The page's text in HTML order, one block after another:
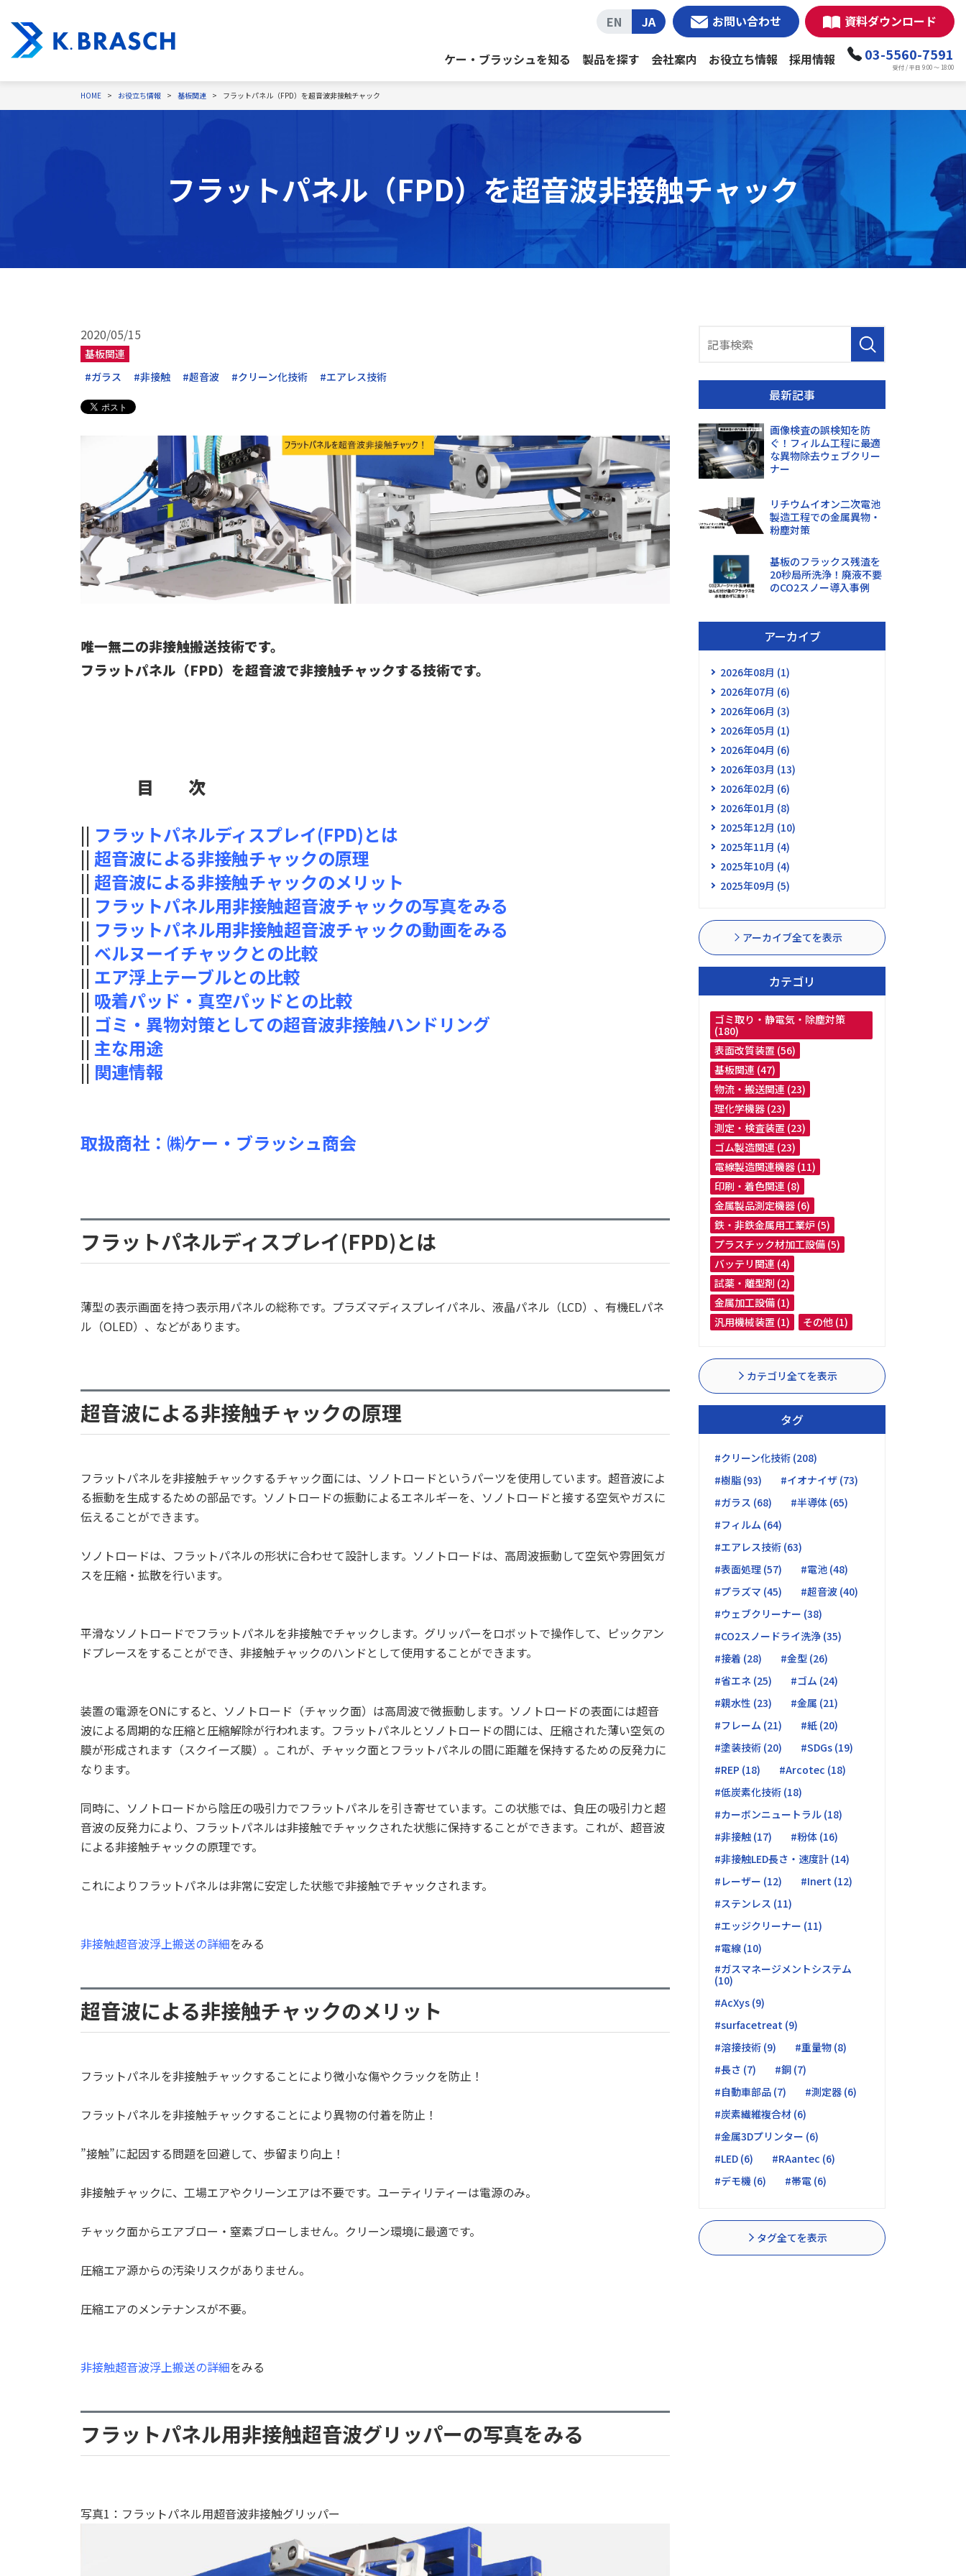
ケー・ブラッシュを知る 製品を探す 会社案内 お役立ち情報 採用情報 03-5560-7591
受付 / 平日 9:00 ～ 18:00
EN JA お問い合わせ 資料ダウンロード
HOME お役立ち情報 基板関連 フラットパネル（FPD）を超音波非接触チャック
フラットパネル（FPD）を超音波非接触チャック
2020/05/15
基板関連
#ガラス
#非接触 #超音波 #クリーン化技術 #エアレス技術
唯一無二の非接触搬送技術です。
フラットパネル（FPD）を超音波で非接触チャックする技術です。
目 次
|| フラットパネルディスプレイ(FPD)とは
|| 超音波による非接触チャックの原理
|| 超音波による非接触チャックのメリット
|| フラットパネル用非接触超音波チャックの写真をみる
|| フラットパネル用非接触超音波チャックの動画をみる
|| ベルヌーイチャックとの比較
|| エア浮上テーブルとの比較
|| 吸着パッド・真空パッドとの比較
|| ゴミ・異物対策としての超音波非接触ハンドリング
|| 主な用途
|| 関連情報
取扱商社：㈱ケー・ブラッシュ商会
フラットパネルディスプレイ(FPD)とは
薄型の表示画面を持つ表示用パネルの総称です。プラズマディスプレイパネル、液晶パネル（LCD）、有機ELパネ
ル（OLED）、などがあります。
超音波による非接触チャックの原理
フラットパネルを非接触チャックするチャック面には、ソノトロードというパーツを使用しています。超音波によ
る振動を生成するための部品です。ソノトロードの振動によるエネルギーを、ソノトロードと接する空気やガスに
伝えることができます。
ソノトロードは、フラットパネルの形状に合わせて設計します。ソノトロードは、高周波振動して空気や雰囲気ガ
スを圧縮・拡散を行います。
平滑なソノトロードでフラットパネルを非接触でチャックします。グリッパーをロボットで操作して、ピックアン
ドプレースをすることができ、非接触チャックのハンドとして使用することができます。
装置の電源をONにすると、ソノトロード（チャック面）は高周波で微振動します。ソノトロードの表面には超音
波による周期的な圧縮と圧縮解除が行われます。フラットパネルとソノトロードの間には、圧縮された薄い空気の
膜が形成されます（スクイーズ膜）。これが、チャック面とフラットパネルの間に距離を保持するための反発力に
なります。
同時に、ソノトロードから陰圧の吸引力でフラットパネルを引き寄せています。この状態では、負圧の吸引力と超
音波の反発力により、フラットパネルは非接触でチャックされた状態に保持することができます。これが、超音波
による非接触チャックの原理です。
これによりフラットパネルは非常に安定した状態で非接触でチャックされます。
非接触超音波浮上搬送の詳細をみる
超音波による非接触チャックのメリット
フラットパネルを非接触チャックすることにより微小な傷やクラックを防止！
フラットパネルを非接触チャックすることにより異物の付着を防止！
”接触”に起因する問題を回避して、歩留まり向上！
非接触チャックに、工場エアやクリーンエアは不要です。ユーティリティーは電源のみ。
チャック面からエアブロー・窒素ブローしません。クリーン環境に最適です。
圧縮エア源からの汚染リスクがありません。
圧縮エアのメンテナンスが不要。
非接触超音波浮上搬送の詳細をみる
フラットパネル用非接触超音波グリッパーの写真をみる
写真1：フラットパネル用超音波非接触グリッパー
最新記事
画像検査の誤検知を防
ぐ！フィルム工程に最適
な異物除去ウェブクリー
ナー
リチウムイオン二次電池
製造工程での金属異物・
粉塵対策
基板のフラックス残渣を
20秒局所洗浄！廃液不要
のCO2スノー導入事例
アーカイブ
2026年08月 (1)
2026年07月 (6)
2026年06月 (3)
2026年05月 (1)
2026年04月 (6)
2026年03月 (13)
2026年02月 (6)
2026年01月 (8)
2025年12月 (10)
2025年11月 (4)
2025年10月 (4)
2025年09月 (5)
アーカイブ全てを表示
カテゴリ
ゴミ取り・静電気・除塵対策
(180)
表面改質装置 (56)
基板関連 (47)
物流・搬送関連 (23)
理化学機器 (23)
測定・検査装置 (23)
ゴム製造関連 (23)
電線製造関連機器 (11)
印刷・着色関連 (8)
金属製品測定機器 (6)
鉄・非鉄金属用工業炉 (5)
プラスチック材加工設備 (5)
バッテリ関連 (4)
試薬・離型剤 (2)
金属加工設備 (1)
汎用機械装置 (1)
その他 (1)
カテゴリ全てを表示
タグ
#クリーン化技術 (208)
#樹脂 (93)
#イオナイザ (73)
#ガラス (68)
#半導体 (65)
#フィルム (64)
#エアレス技術 (63)
#表面処理 (57)
#電池 (48)
#プラズマ (45)
#超音波 (40)
#ウェブクリーナー (38)
#CO2スノードライ洗浄 (35)
#接着 (28)
#金型 (26)
#省エネ (25)
#ゴム (24)
#親水性 (23)
#金属 (21)
#フレーム (21)
#紙 (20)
#塗装技術 (20)
#SDGs (19)
#REP (18)
#Arcotec (18)
#低炭素化技術 (18)
#カーボンニュートラル (18)
#非接触 (17)
#粉体 (16)
#非接触LED長さ・速度計 (14)
#レーザー (12)
#Inert (12)
#ステンレス (11)
#エッジクリーナー (11)
#電線 (10)
#ガスマネージメントシステム
(10)
#AcXys (9)
#surfacetreat (9)
#溶接技術 (9)
#重量物 (8)
#長さ (7)
#銅 (7)
#自動車部品 (7)
#測定器 (6)
#炭素繊維複合材 (6)
#金属3Dプリンター (6)
#LED (6)
#RAantec (6)
#デモ機 (6)
#帯電 (6)
タグ全てを表示